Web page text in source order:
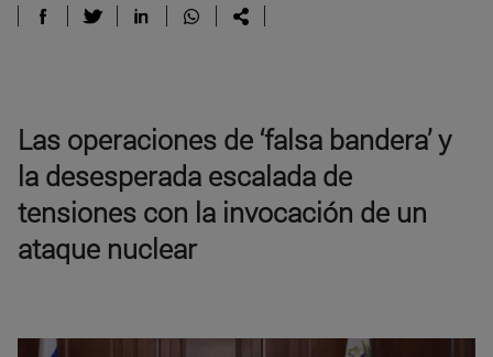
Las operaciones de ‘falsa bandera’ y
la desesperada escalada de
tensiones con la invocación de un
ataque nuclear